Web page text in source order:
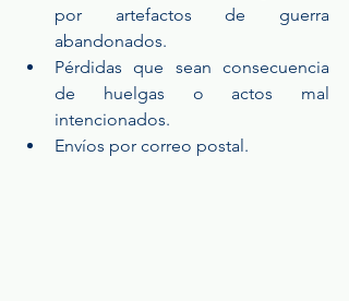
por  artefactos  de  guerra
abandonados.
Pérdidas que sean consecuencia
de huelgas o actos mal
intencionados.
Envíos por correo postal.